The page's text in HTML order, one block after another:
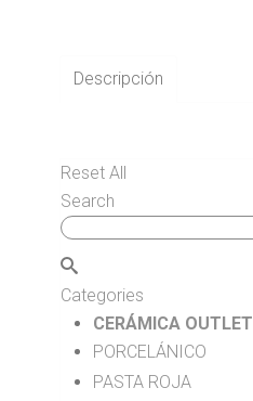
Descripción
Reset All
Search
Categories
CERÁMICA OUTLET
PORCELÁNICO
PASTA ROJA